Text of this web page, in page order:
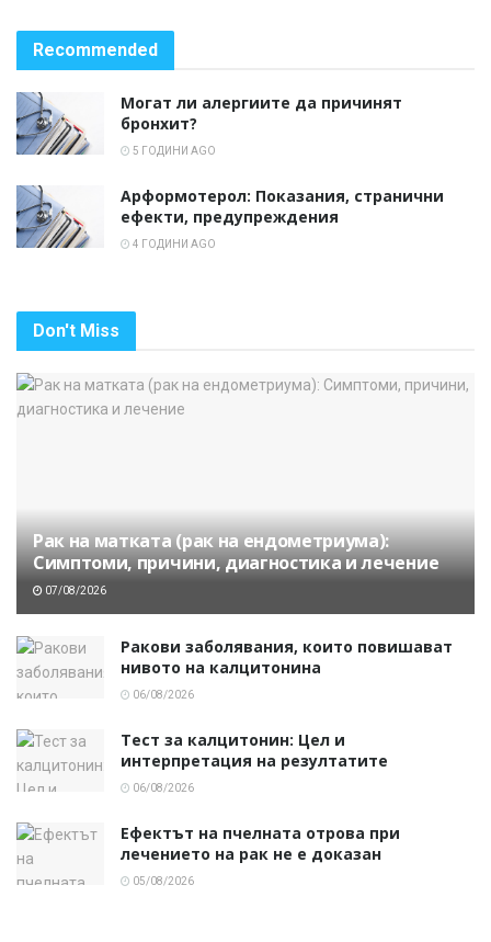
Recommended
Могат ли алергиите да причинят
бронхит?
5 ГОДИНИ AGO
Арформотерол: Показания, странични
ефекти, предупреждения
4 ГОДИНИ AGO
Don't Miss
Рак на матката (рак на ендометриума):
Симптоми, причини, диагностика и лечение
07/08/2026
Ракови заболявания, които повишават
нивото на калцитонина
06/08/2026
Тест за калцитонин: Цел и
интерпретация на резултатите
06/08/2026
Ефектът на пчелната отрова при
лечението на рак не е доказан
05/08/2026